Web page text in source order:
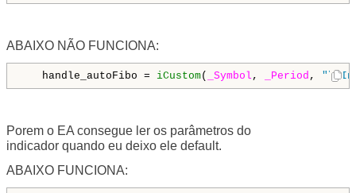
ABAIXO NÃO FUNCIONA:
handle_autoFibo = iCustom( _Symbol , _Period ,
Porem o EA consegue ler os parâmetros do
indicador quando eu deixo ele default.
ABAIXO FUNCIONA: